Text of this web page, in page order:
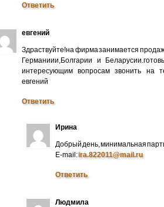
Ответить
евгений
Здраствуйте!на фирма занимается
Германиии,Болгарии и
интересующим вопросам звонить на
евгений
Ответить
Ирина
Добрый день, минимальная
E-mail:ira.822011@mail.ru
Ответить
Людмила